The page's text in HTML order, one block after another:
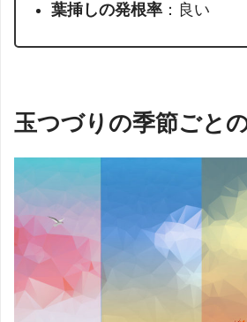
葉挿しの発根率：良い
玉つづりの季節ごと